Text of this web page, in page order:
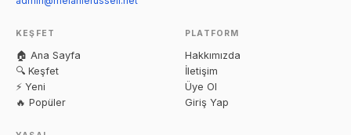
KEŞFET
🏠 Ana Sayfa
🔍 Keşfet
⚡ Yeni
🔥 Popüler
PLATFORM
Hakkımızda
İletişim
Üye Ol
Giriş Yap